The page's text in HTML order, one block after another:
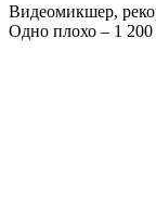
Видеомикшер,
Одно плохо – 1 200